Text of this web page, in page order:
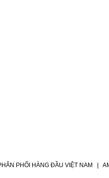
PHỐI HÀNG ĐẦU VIỆT NAM